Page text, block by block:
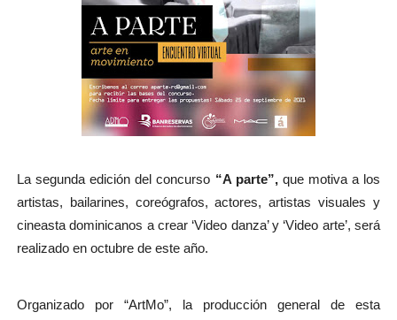
La segunda edición del concurso “A parte”,que motiva a los
artistas, bailarines, coreógrafos, actores, artistas visuales y
cineasta dominicanos a crear ‘Video danza’ y ‘Video arte’, será
realizado en octubre de este año.
Organizado por “ArtMo”, la producción general de esta